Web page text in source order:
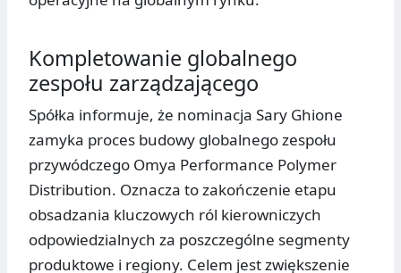
Kompletowanie globalnego
zespołu zarządzającego
Spółka informuje, że nominacja Sary Ghione
zamyka proces budowy globalnego zespołu
przywódczego Omya Performance Polymer
Distribution. Oznacza to zakończenie etapu
obsadzania kluczowych ról kierowniczych
odpowiedzialnych za poszczególne segmenty
produktowe i regiony. Celem jest zwiększenie